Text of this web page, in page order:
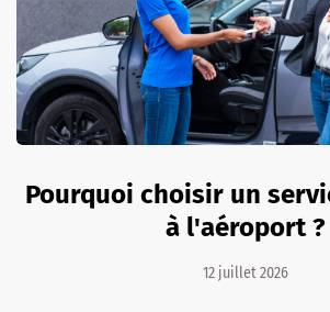
Pourquoi choisir un
à l'aéroport ?
12 juillet 2026